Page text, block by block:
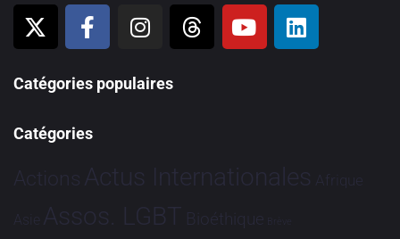
Catégories populaires
Catégories
Actions Actus Internationales Afrique
Asie Assos. LGBT Bioéthique Brève